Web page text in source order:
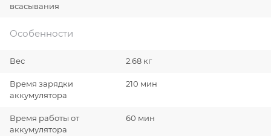
всасывания
Особенности
Вес 2.68 кг
Время зарядки
аккумулятора
210 мин
Время работы от
аккумулятора
60 мин